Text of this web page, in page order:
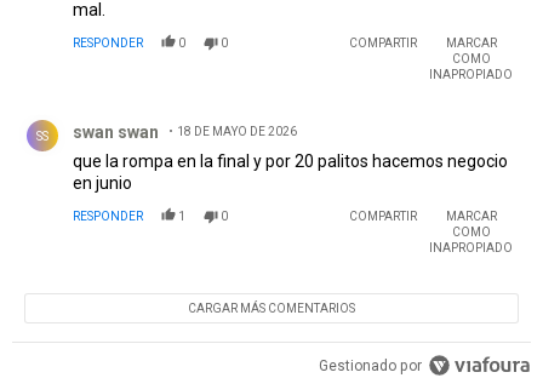
mal.
RESPONDER 0 0 COMPARTIR
MARCAR
COMO
INAPROPIADO
SS swan swan 18 DE MAYO DE 2026
que la rompa en la final y por 20 palitos hacemos negocio
en junio
RESPONDER 1 0 COMPARTIR
MARCAR
COMO
INAPROPIADO
CARGAR MÁS COMENTARIOS
Gestionado por